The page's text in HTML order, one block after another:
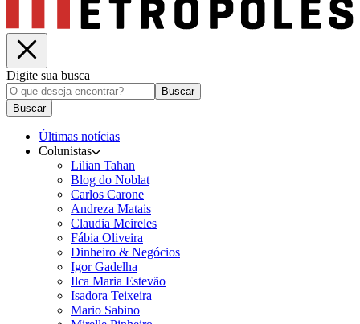
Digite sua busca
Buscar
Buscar
Últimas notícias
Colunistas
Lilian Tahan
Blog do Noblat
Carlos Carone
Andreza Matais
Claudia Meireles
Fábia Oliveira
Dinheiro & Negócios
Igor Gadelha
Ilca Maria Estevão
Isadora Teixeira
Mario Sabino